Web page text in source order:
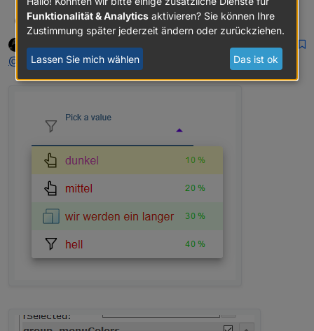
Oli@sigi234
ja die 2 Minuten
Offline zuletzt editiert von
@ Oli,@sigi234
Funktionalität & Analytics aktivieren? Sie können Ihre
Zustimmung später jederzeit ändern oder zurückziehen.
Lassen Sie mich wählen Das ist ok